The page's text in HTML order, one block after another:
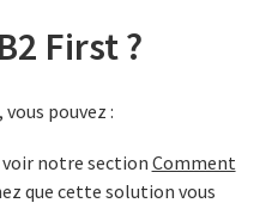
First ?
pouvez :
notre section Comment
que cette solution vous